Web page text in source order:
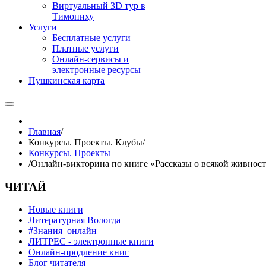
Виртуальный 3D тур в
Тимониху
Услуги
Бесплатные услуги
Платные услуги
Онлайн-сервисы и
электронные ресурсы
Пушкинская карта
Главная/
Конкурсы. Проекты. Клубы/
Конкурсы. Проекты
/Онлайн-викторина по книге «Рассказы о всякой
ЧИТАЙ
Новые книги
Литературная Вологда
#Знания_онлайн
ЛИТРЕС - электронные книги
Онлайн-продление книг
Блог читателя